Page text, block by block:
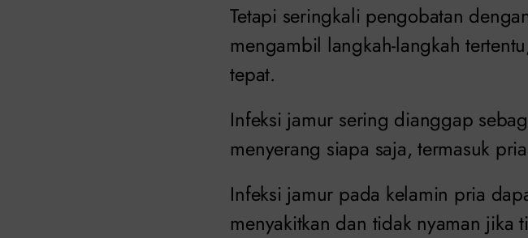
Tetapi seringkali pengobatan
mengambil langkah-langkah
tepat.
Infeksi jamur sering dianggap
menyerang siapa saja, termasuk
Infeksi jamur pada kelamin pria
menyakitkan dan tidak nyaman jika